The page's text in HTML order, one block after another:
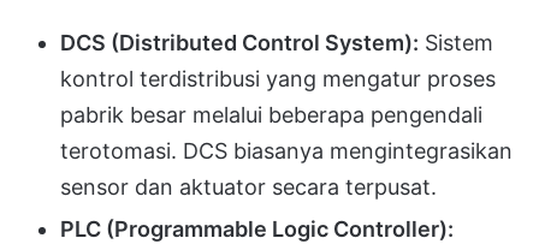
DCS (Distributed Control System): Sistem
kontrol terdistribusi yang mengatur proses
pabrik besar melalui beberapa pengendali
terotomasi. DCS biasanya mengintegrasikan
sensor dan aktuator secara terpusat.
PLC (Programmable Logic Controller):